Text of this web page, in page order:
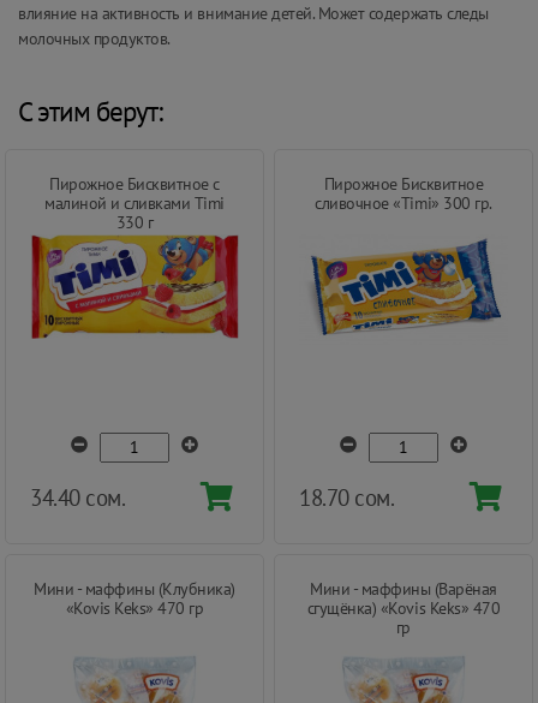
влияние на активность и внимание детей. Может содержать следы
молочных продуктов.
С этим берут:
Пирожное Бисквитное с
малиной и сливками Timi
330 г
34.40 сом.
Пирожное Бисквитное
сливочное «Timi» 300 гр.
18.70 сом.
Мини - маффины (Клубника)
«Kovis Keks» 470 гр
Мини - маффины (Варёная
сгущёнка) «Kovis Keks» 470
гр